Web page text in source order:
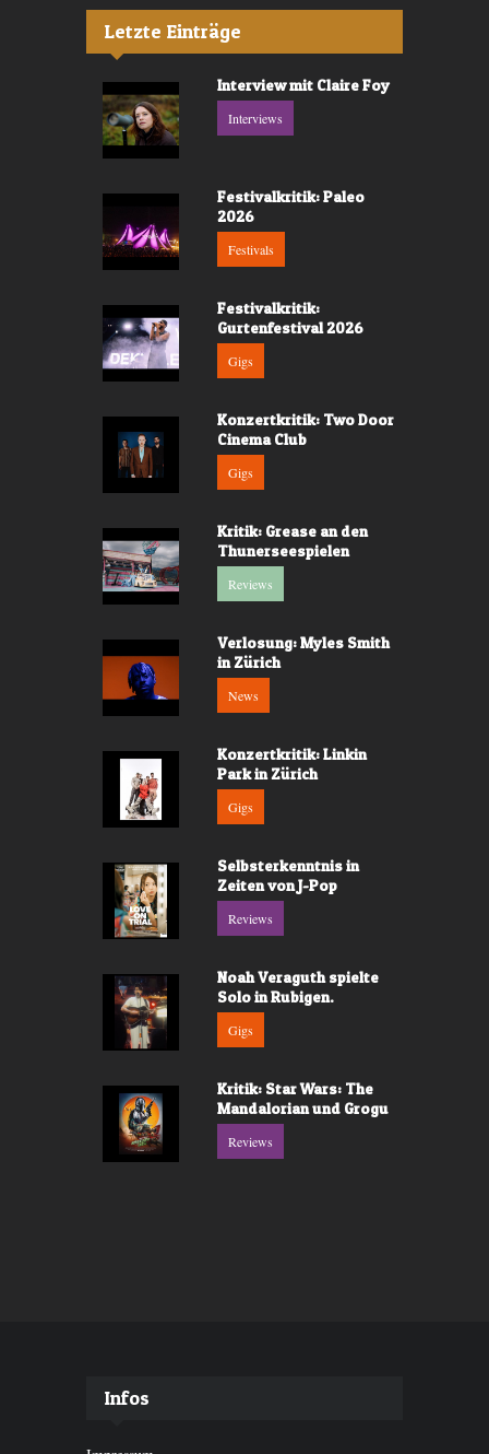
Letzte Einträge
Interview mit Claire Foy
Interviews
Festivalkritik: Paleo
2026
Festivals
Festivalkritik:
Gurtenfestival 2026
Gigs
Konzertkritik: Two Door
Cinema Club
Gigs
Kritik: Grease an den
Thunerseespielen
Reviews
Verlosung: Myles Smith
in Zürich
News
Konzertkritik: Linkin
Park in Zürich
Gigs
Selbsterkenntnis in
Zeiten von J-Pop
Reviews
Noah Veraguth spielte
Solo in Rubigen.
Gigs
Kritik: Star Wars: The
Mandalorian und Grogu
Reviews
Infos